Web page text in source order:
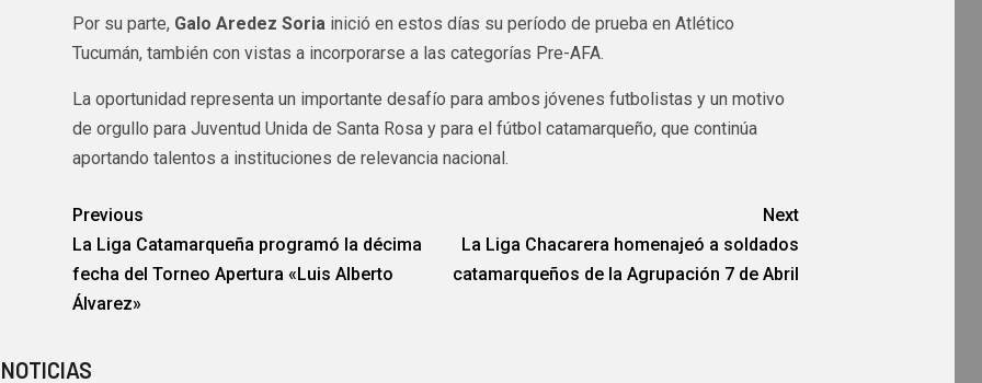
Por su parte, Galo Aredez Soriainició en estos días su período de prueba en Atlético
Tucumán, también con vistas a incorporarse a las categorías Pre-AFA.
La oportunidad representa un importante desafío para ambos jóvenes futbolistas y un motivo
de orgullo para Juventud Unida de Santa Rosa y para el fútbol catamarqueño, que continúa
aportando talentos a instituciones de relevancia nacional.
Previous
La Liga Catamarqueña programó la décima
fecha del Torneo Apertura «Luis Alberto
Álvarez»
Next
La Liga Chacarera homenajeó a soldados
catamarqueños de la Agrupación 7 de Abril